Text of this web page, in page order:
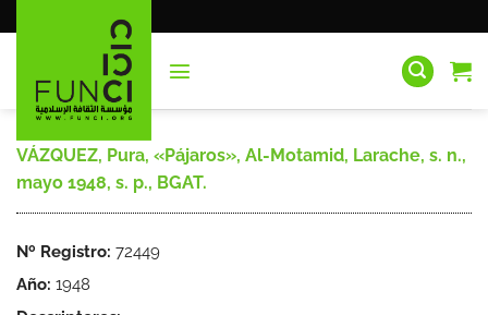
al
VÁZQUEZ, Pura, «Pájaros», Al-Motamid, Larache, s. n.,
mayo 1948, s. p., BGAT.
Nº Registro: 72449
Año: 1948